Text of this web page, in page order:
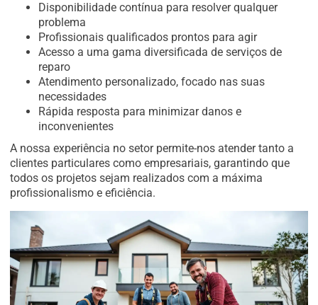
Disponibilidade contínua para resolver qualquer
problema
Profissionais qualificados prontos para agir
Acesso a uma gama diversificada de serviços de
reparo
Atendimento personalizado, focado nas suas
necessidades
Rápida resposta para minimizar danos e
inconvenientes
A nossa experiência no setor permite-nos atender tanto a
clientes particulares como empresariais, garantindo que
todos os projetos sejam realizados com a máxima
profissionalismo e eficiência.